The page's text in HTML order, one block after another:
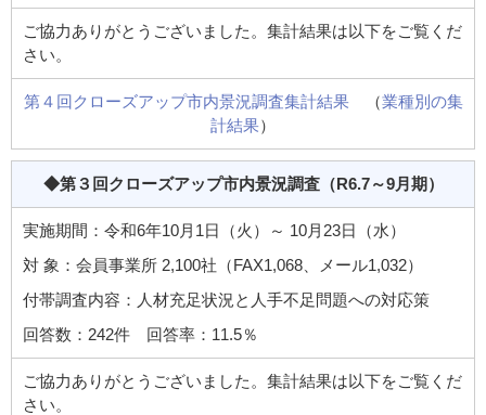
ご協力ありがとうございました。集計結果は以下をご覧くだ
さい。
第４回クローズアップ市内景況調査集計結果（業種別の集
計結果）
◆第３回クローズアップ市内景況調査（R6.7～9月期）
実施期間：令和6年10月1日（火）～ 10月23日（水）
対 象：会員事業所 2,100社（FAX1,068、メール1,032）
付帯調査内容：人材充足状況と人手不足問題への対応策
回答数：242件 回答率：11.5％
ご協力ありがとうございました。集計結果は以下をご覧くだ
さい。